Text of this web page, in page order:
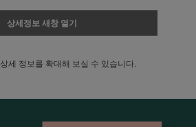
상세정보 새창 열기
상세 정보를 확대해 보실 수 있습니다.